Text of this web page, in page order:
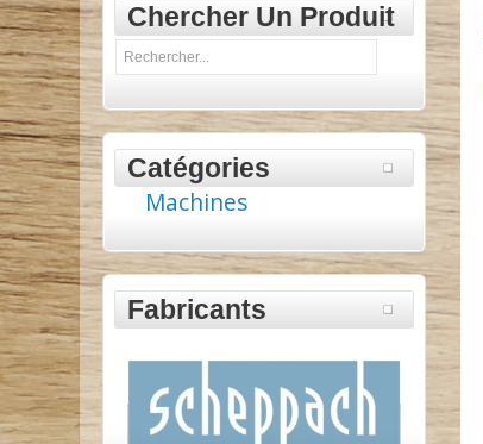
Chercher Un Produit
Catégories
Machines
Fabricants